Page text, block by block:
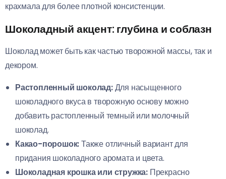
крахмала для более плотной консистенции.
Шоколадный акцент: глубина и соблазн
Шоколад может быть как частью творожной массы, так и
декором.
Растопленный шоколад:Для насыщенного
шоколадного вкуса в творожную основу можно
добавить растопленный темный или молочный
шоколад.
Какао-порошок:Также отличный вариант для
придания шоколадного аромата и цвета.
Шоколадная крошка или стружка: Прекрасно